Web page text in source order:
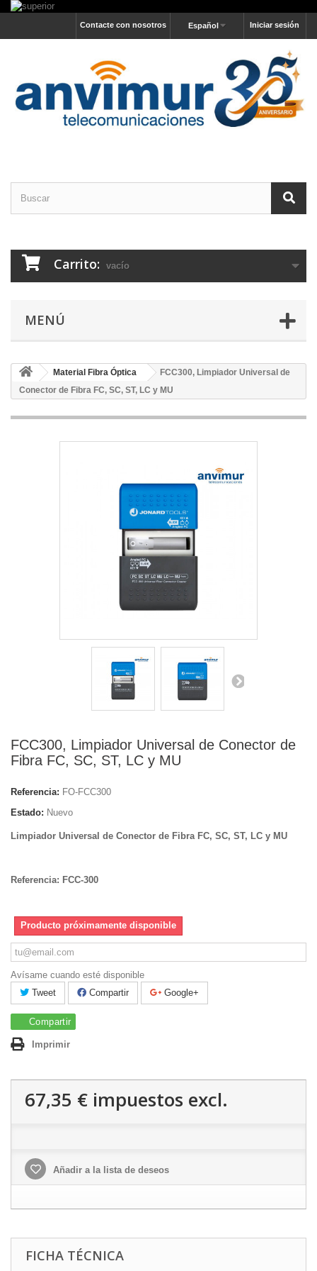
Iniciar sesión
Español
Contacte con nosotros
Carrito: vacío
MENÚ
Material Fibra Óptica
FCC300, Limpiador Universal de
Conector de Fibra FC, SC, ST, LC y MU
FCC300, Limpiador Universal de Conector de
Fibra FC, SC, ST, LC y MU
Referencia: FO-FCC300
Estado: Nuevo
Limpiador Universal de Conector de Fibra FC, SC, ST, LC y MU
Referencia: FCC-300
Producto próximamente disponible
Avísame cuando esté disponible
Tweet
Compartir Google+
Compartir
Imprimir
67,35 € impuestos excl.
Añadir a la lista de deseos
FICHA TÉCNICA